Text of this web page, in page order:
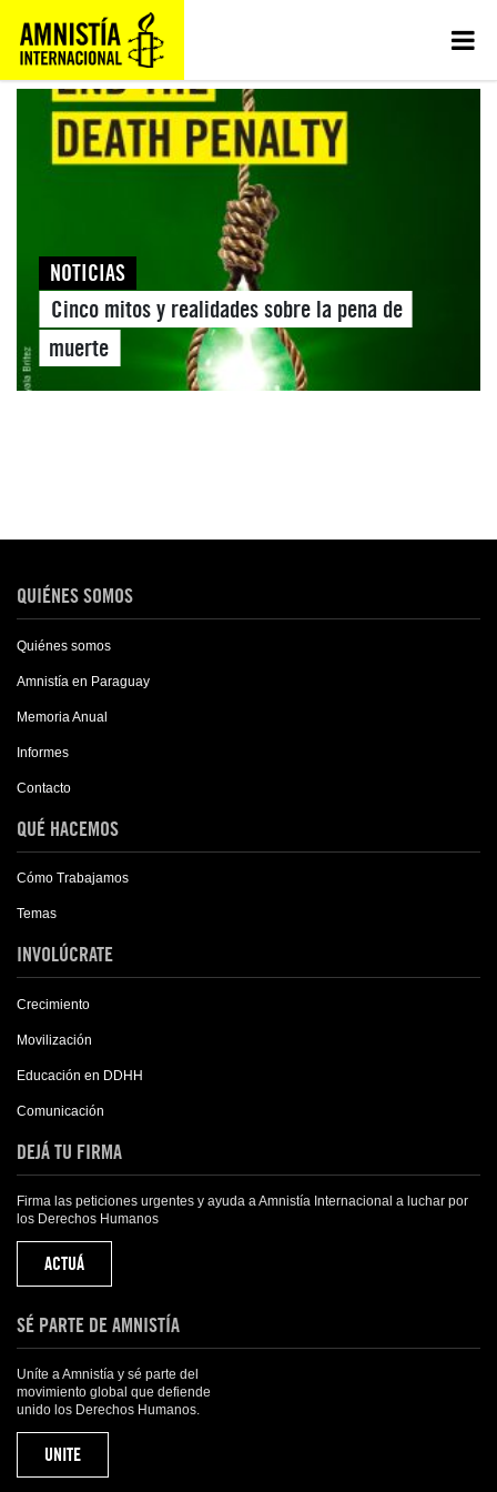
NOTICIAS
Cinco mitos y realidades sobre la pena de
muerte
QUIÉNES SOMOS
Quiénes somos
Amnistía en Paraguay
Memoria Anual
Informes
Contacto
QUÉ HACEMOS
Cómo Trabajamos
Temas
INVOLÚCRATE
Crecimiento
Movilización
Educación en DDHH
Comunicación
DEJÁ TU FIRMA
Firma las peticiones urgentes y ayuda a Amnistía Internacional a luchar por
los Derechos Humanos
ACTUÁ
SÉ PARTE DE AMNISTÍA
Uníte a Amnistía y sé parte del
movimiento global que defiende
unido los Derechos Humanos.
UNITE